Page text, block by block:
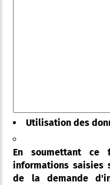
Utilisation des
En soumettant ce
informations saisies
de la demande